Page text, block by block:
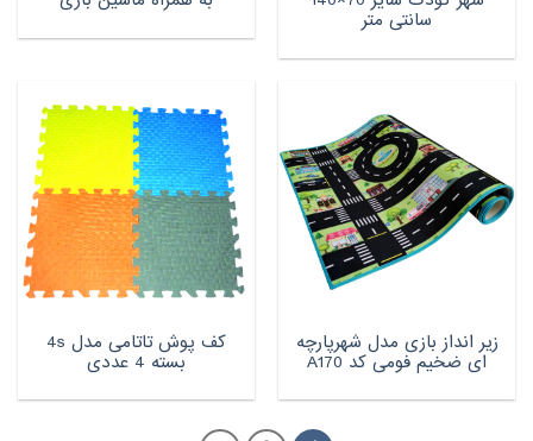
سانتی متر
زیر انداز بازی مدل شهرپارچه
ای ضخیم فومی کد A170
کف پوش تاتامی مدل 4s
بسته 4 عددی